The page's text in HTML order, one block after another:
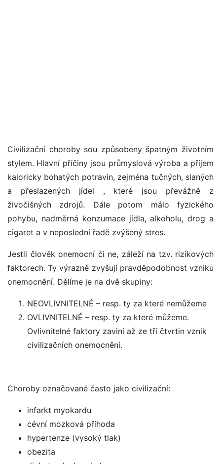
Civilizační choroby sou způsobeny špatným životním
stylem. Hlavní příčiny jsou průmyslová výroba a příjem
kaloricky bohatých potravin, zejména tučných, slaných
a přeslazených jídel , které jsou převážně z
živočišných zdrojů. Dále potom málo fyzického
pohybu, nadměrná konzumace jídla, alkoholu, drog a
cigaret a v neposlední řadě zvýšený stres.
Jestli člověk onemocní či ne, záleží na tzv. rizikových
faktorech. Ty výrazně zvyšují pravděpodobnost vzniku
onemocnění. Dělíme je na dvě skupiny:
NEOVLIVNITELNÉ – resp. ty za které nemůžeme
OVLIVNITELNÉ – resp. ty za které můžeme.
Ovlivnitelné faktory zaviní až ze tří čtvrtin vznik
civilizačních onemocnění.
Choroby označované často jako civilizační:
infarkt myokardu
cévní mozková příhoda
hypertenze (vysoký tlak)
obezita